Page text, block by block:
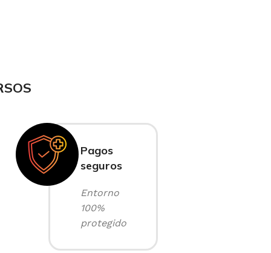
Pagos
seguros
Entorno
100%
protegido